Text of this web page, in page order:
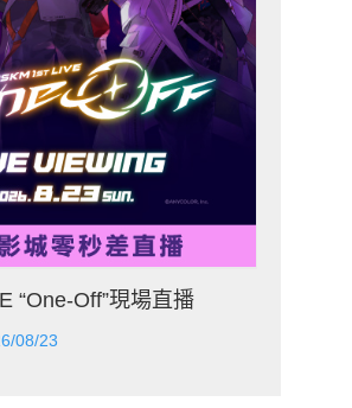
“One-Off”現場直播
08/23